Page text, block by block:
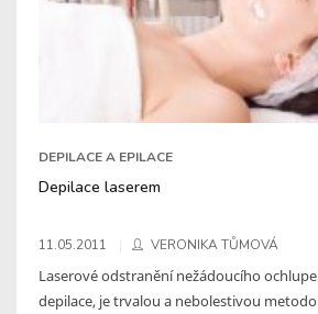
DEPILACE A EPILACE
Depilace laserem
11.05.2011 VERONIKA TŮMOVÁ
Laserové odstranění nežádoucího
depilace, je trvalou a nebolestivou